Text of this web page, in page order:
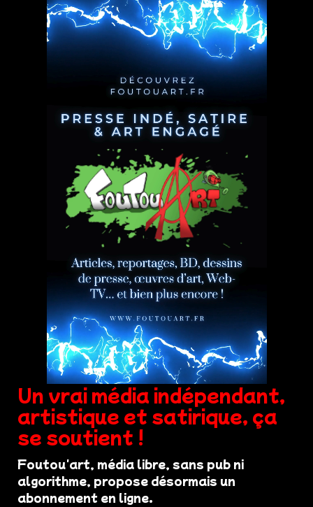
Un vrai média indépendant,
artistique et satirique, ça
se soutient !
Foutou'art, média libre, sans pub ni
algorithme, propose désormais un
abonnement en ligne.